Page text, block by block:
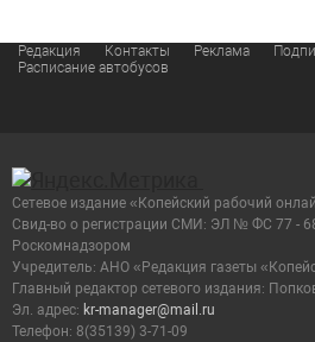
Редакция Контакты Реклама
Расписание автобусов
Сетевое издание «Копейский рабочий
Cвид-во о регистрации СМИ: ЭЛ № ФС 77 -
Роскомнадзором
Учредитель: АНО «Редакция газеты
Главный редактор сетевого издания:
Эл. адрес: kr-manager@mail.ru
Телефон: 8(35139) 3-71-09